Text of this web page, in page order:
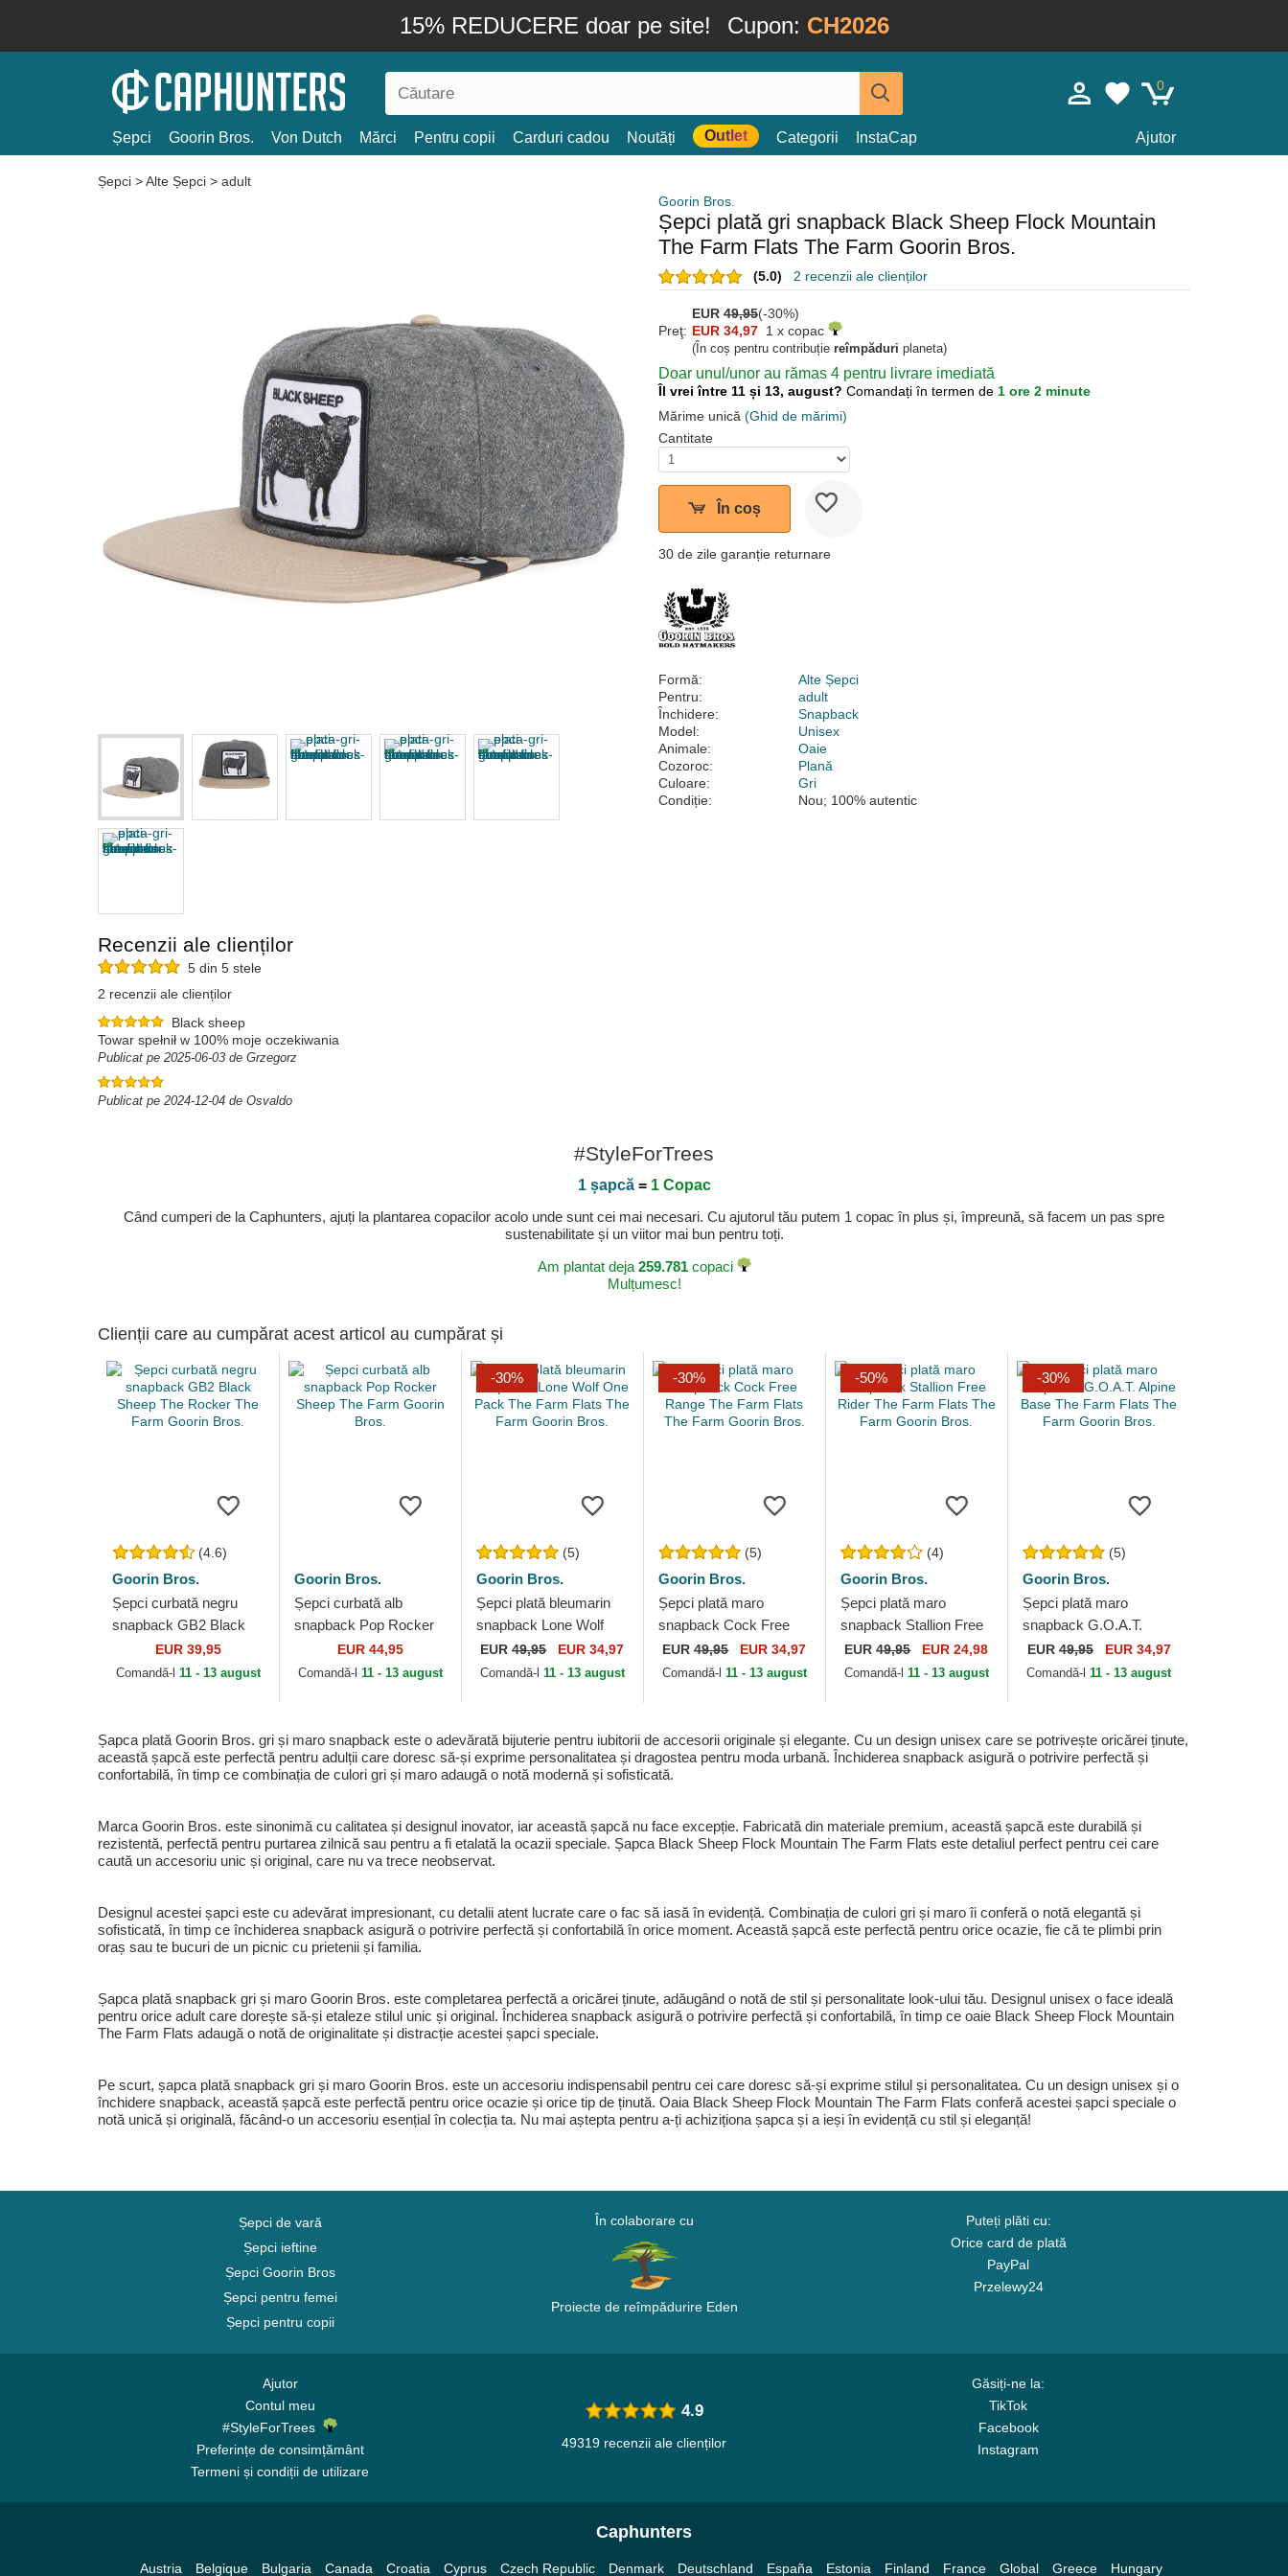
15% REDUCERE doar pe site! Cupon: CH2026
0
Șepci Goorin Bros. Von Dutch Mărci Pentru copii Carduri cadou Noutăți Outlet Categorii InstaCap Ajutor
Șepci >Alte Șepci > adult
Goorin Bros.
Șepci plată gri snapback Black Sheep Flock Mountain
The Farm Flats The Farm Goorin Bros.
(5.0) 2 recenzii ale clienților
EUR 49,95(-30%)
Preţ: EUR 34,97 1 x copac
(În coș pentru contribuție reîmpăduri planeta)
Doar unul/unor au rămas 4 pentru livrare imediată
Îl vrei între 11 și 13, august? Comandați în termen de 1 ore 2 minute
Mărime unică (Ghid de mărimi)
Cantitate
În coș
30 de zile garanție returnare
Formă:
Alte Șepci
Pentru:
adult
Închidere:
Snapback
Model:
Unisex
Animale:
Oaie
Cozoroc:
Plană
Culoare:
Gri
Condiție:
Nou; 100% autentic
Recenzii ale clienților
5 din 5 stele
2 recenzii ale clienților
Black sheep
Towar spełnił w 100% moje oczekiwania
Publicat pe 2025-06-03 de Grzegorz
Publicat pe 2024-12-04 de Osvaldo
#StyleForTrees
1 șapcă= 1 Copac
Când cumperi de la Caphunters, ajuți la plantarea copacilor acolo unde sunt cei mai necesari. Cu ajutorul tău putem 1 copac în plus și, împreună, să facem un pas spre
sustenabilitate și un viitor mai bun pentru toți.
Am plantat deja 259.781copaci
Mulțumesc!
Clienții care au cumpărat acest articol au cumpărat și
(4.6)
Goorin Bros.
Șepci curbată negru
snapback GB2 Black
Sheep The Rocker The
Farm Goorin Bros.
EUR 39,95
Comandă-l 11 - 13 august
Goorin Bros.
Șepci curbată alb
snapback Pop Rocker
Sheep The Farm Goorin
Bros.
EUR 44,95
Comandă-l 11 - 13 august
-30%
(5)
Goorin Bros.
Șepci plată bleumarin
snapback Lone Wolf
One Pack The Farm
Flats The Farm Goorin
EUR49,95 EUR 34,97
Comandă-l 11 - 13 august
-30%
(5)
Goorin Bros.
Șepci plată maro
snapback Cock Free
Range The Farm Flats
The Farm Goorin Bros.
EUR49,95 EUR 34,97
Comandă-l 11 - 13 august
-50%
(4)
Goorin Bros.
Șepci plată maro
snapback Stallion Free
Rider The Farm Flats
The Farm Goorin Bros.
EUR49,95 EUR 24,98
Comandă-l 11 - 13 august
-30%
(5)
Goorin Bros.
Șepci plată maro
snapback G.O.A.T.
Alpine Base The Farm
Flats The Farm Goorin
EUR 49,95 EUR 34,97
Comandă-l11 - 13 august
Șapca plată Goorin Bros. gri și maro snapback este o adevărată bijuterie pentru iubitorii de accesorii originale și elegante. Cu un design unisex care se potrivește oricărei ținute,
această șapcă este perfectă pentru adulții care doresc să-și exprime personalitatea și dragostea pentru moda urbană. Închiderea snapback asigură o potrivire perfectă și
confortabilă, în timp ce combinația de culori gri și maro adaugă o notă modernă și sofisticată.
Marca Goorin Bros. este sinonimă cu calitatea și designul inovator, iar această șapcă nu face excepție. Fabricată din materiale premium, această șapcă este durabilă și
rezistentă, perfectă pentru purtarea zilnică sau pentru a fi etalată la ocazii speciale. Șapca Black Sheep Flock Mountain The Farm Flats este detaliul perfect pentru cei care
caută un accesoriu unic și original, care nu va trece neobservat.
Designul acestei șapci este cu adevărat impresionant, cu detalii atent lucrate care o fac să iasă în evidență. Combinația de culori gri și maro îi conferă o notă elegantă și
sofisticată, în timp ce închiderea snapback asigură o potrivire perfectă și confortabilă în orice moment. Această șapcă este perfectă pentru orice ocazie, fie că te plimbi prin
oraș sau te bucuri de un picnic cu prietenii și familia.
Șapca plată snapback gri și maro Goorin Bros. este completarea perfectă a oricărei ținute, adăugând o notă de stil și personalitate look-ului tău. Designul unisex o face ideală
pentru orice adult care dorește să-și etaleze stilul unic și original. Închiderea snapback asigură o potrivire perfectă și confortabilă, în timp ce oaie Black Sheep Flock Mountain
The Farm Flats adaugă o notă de originalitate și distracție acestei șapci speciale.
Pe scurt, șapca plată snapback gri și maro Goorin Bros. este un accesoriu indispensabil pentru cei care doresc să-și exprime stilul și personalitatea. Cu un design unisex și o
închidere snapback, această șapcă este perfectă pentru orice ocazie și orice tip de ținută. Oaia Black Sheep Flock Mountain The Farm Flats conferă acestei șapci speciale o
notă unică și originală, făcând-o un accesoriu esențial în colecția ta. Nu mai aștepta pentru a-ți achiziționa șapca și a ieși în evidență cu stil și eleganță!
Șepci de vară
Șepci ieftine
Șepci Goorin Bros
Șepci pentru femei
Șepci pentru copii
În colaborare cu
Proiecte de reîmpădurire Eden
Puteți plăti cu:
Orice card de plată
PayPal
Przelewy24
Ajutor
Contul meu
#StyleForTrees
Preferințe de consimțământ
Termeni și condiții de utilizare
Găsiți-ne la:
TikTok
Facebook
Instagram
4.9
49319 recenzii ale clienților
Caphunters
Austria Belgique Bulgaria Canada Croatia Cyprus Czech Republic Denmark Deutschland España Estonia Finland France Global Greece Hungary